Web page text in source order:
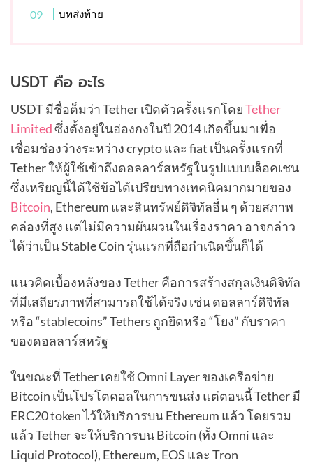
บทส่งท้าย
USDT คือ อะไร
USDT มีชื่อต็มว่า Tether เปิดตัวครั้งแรกโดยTether
Limitedซึ่งตั้งอยู่ในฮ่องกงในปี 2014 เกิดขึ้นมาเพื่อ
เชื่อมช่องว่างระหว่าง crypto และ fiat เป็นครั้งแรกที่
Tether ให้ผู้ใช้เข้าถึงดอลลาร์สหรัฐในรูปแบบบล็อคเชน
ซึ่งเหรียญนี้ได้ใช้ข้อได้เปรียบทางเทคนิคมากมายของ
Bitcoin, Ethereum และสินทรัพย์ดิจิทัลอื่น ๆ ด้วยสภาพ
คล่องที่สูง แต่ไม่มีความผันผวนในเรื่องราคา อาจกล่าว
ได้ว่าเป็น Stable Coin รุ่นแรกที่ถือกำเนิดขึ้นก็ได้
แนวคิดเบื้องหลังของ Tether คือการสร้างสกุลเงินดิจิทัล
ที่มีเสถียรภาพที่สามารถใช้ได้จริง เช่น ดอลลาร์ดิจิทัล
หรือ “stablecoins” Tethers ถูกยึดหรือ “โยง” กับราคา
ของดอลลาร์สหรัฐ
ในขณะที่ Tether เคยใช้ Omni Layer ของเครือข่าย
Bitcoin เป็นโปรโตคอลในการขนส่ง แต่ตอนนี้ Tether มี
ERC20 token ไว้ให้บริการบน Ethereum แล้ว โดยรวม
แล้ว Tether จะให้บริการบน Bitcoin (ทั้ง Omni และ
Liquid Protocol), Ethereum, EOS และ Tron